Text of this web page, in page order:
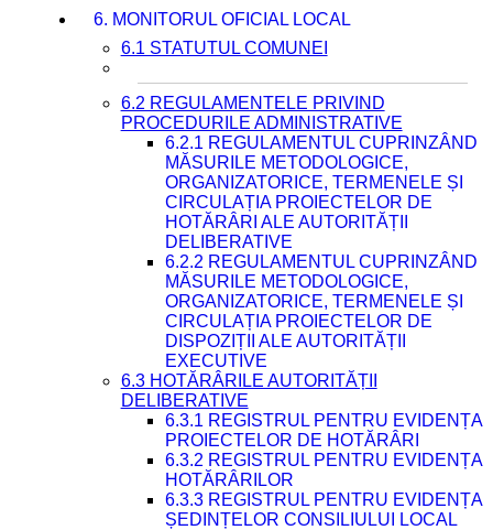
6. MONITORUL OFICIAL LOCAL
6.1 STATUTUL COMUNEI
6.2 REGULAMENTELE PRIVIND
PROCEDURILE ADMINISTRATIVE
6.2.1 REGULAMENTUL CUPRINZÂND
MĂSURILE METODOLOGICE,
ORGANIZATORICE, TERMENELE ȘI
CIRCULAȚIA PROIECTELOR DE
HOTĂRÂRI ALE AUTORITĂȚII
DELIBERATIVE
6.2.2 REGULAMENTUL CUPRINZÂND
MĂSURILE METODOLOGICE,
ORGANIZATORICE, TERMENELE ȘI
CIRCULAȚIA PROIECTELOR DE
DISPOZIȚII ALE AUTORITĂȚII
EXECUTIVE
6.3 HOTĂRÂRILE AUTORITĂȚII
DELIBERATIVE
6.3.1 REGISTRUL PENTRU EVIDENȚA
PROIECTELOR DE HOTĂRÂRI
6.3.2 REGISTRUL PENTRU EVIDENȚA
HOTĂRÂRILOR
6.3.3 REGISTRUL PENTRU EVIDENȚA
ȘEDINȚELOR CONSILIULUI LOCAL